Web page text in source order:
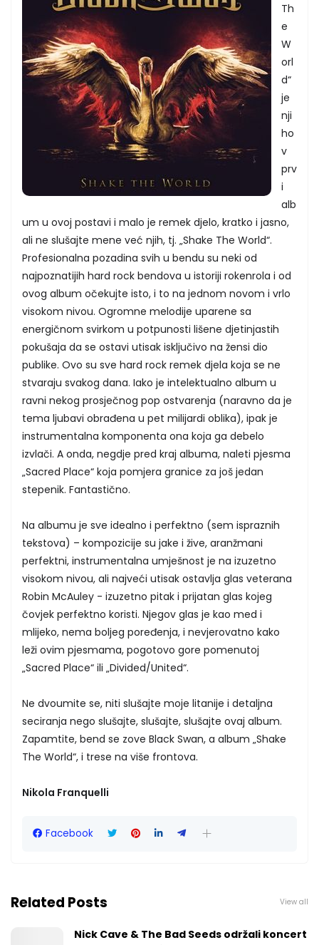
Th
e
W
orl
d“
je
nji
ho
v
prv
i
alb
um u ovoj postavi i malo je remek djelo, kratko i jasno,
ali ne slušajte mene već njih, tj. „Shake The World“.
Profesionalna pozadina svih u bendu su neki od
najpoznatijih hard rock bendova u istoriji rokenrola i od
ovog album očekujte isto, i to na jednom novom i vrlo
visokom nivou. Ogromne melodije uparene sa
energičnom svirkom u potpunosti lišene djetinjastih
pokušaja da se ostavi utisak isključivo na žensi dio
publike. Ovo su sve hard rock remek djela koja se ne
stvaraju svakog dana. Iako je intelektualno album u
ravni nekog prosječnog pop ostvarenja (naravno da je
tema ljubavi obrađena u pet milijardi oblika), ipak je
instrumentalna komponenta ona koja ga debelo
izvlači. A onda, negdje pred kraj albuma, naleti pjesma
„Sacred Place“ koja pomjera granice za još jedan
stepenik. Fantastično.
Na albumu je sve idealno i perfektno (sem ispraznih
tekstova) – kompozicije su jake i žive, aranžmani
perfektni, instrumentalna umješnost je na izuzetno
visokom nivou, ali najveći utisak ostavlja glas veterana
Robin McAuley - izuzetno pitak i prijatan glas kojeg
čovjek perfektno koristi. Njegov glas je kao med i
mlijeko, nema boljeg poređenja, i nevjerovatno kako
leži ovim pjesmama, pogotovo gore pomenutoj
„Sacred Place“ ili „Divided/United“.
Ne dvoumite se, niti slušajte moje litanije i detaljna
seciranja nego slušajte, slušajte, slušajte ovaj album.
Zapamtite, bend se zove Black Swan, a album „Shake
The World“, i trese na više frontova.
Nikola Franquelli
Facebook
Related Posts View all
Nick Cave & The Bad Seeds održali koncert